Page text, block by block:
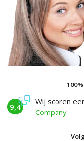
9,4
Wij scoren
Company